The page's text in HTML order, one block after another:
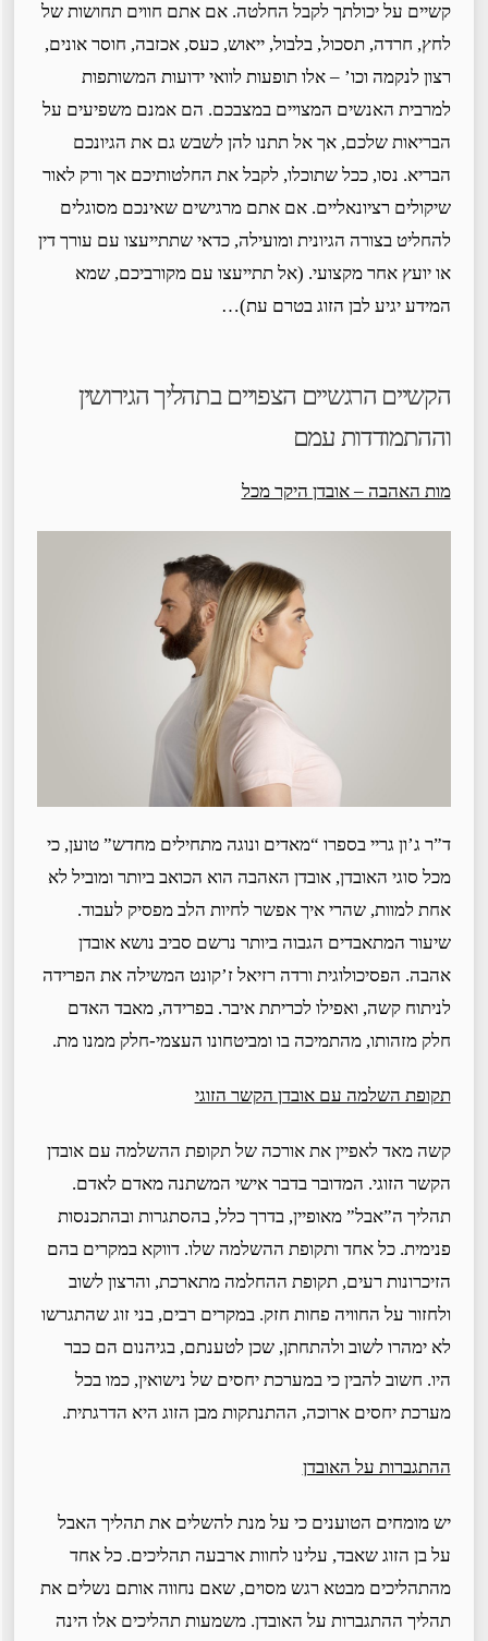
קשיים על יכולתך לקבל החלטה. אם אתם חווים תחושות של
לחץ, חרדה, תסכול, בלבול, ייאוש, כעס, אכזבה, חוסר אונים,
רצון לנקמה וכו’ – אלו תופעות לוואי ידועות המשותפות
למרבית האנשים המצויים במצבכם. הם אמנם משפיעים על
הבריאות שלכם, אך אל תתנו להן לשבש גם את הגיונכם
הבריא. נסו, ככל שתוכלו, לקבל את החלטותיכם אך ורק לאור
שיקולים רציונאליים. אם אתם מרגישים שאינכם מסוגלים
להחליט בצורה הגיונית ומועילה, כדאי שתתייעצו עם עורך דין
או יועץ אחר מקצועי. (אל תתייעצו עם מקורביכם, שמא
המידע יגיע לבן הזוג בטרם עת)…
הקשיים הרגשיים הצפויים בתהליך הגירושין
וההתמודדות עמם
מות האהבה – אובדן היקר מכל
ד”ר ג’ון גריי בספרו “מאדים ונוגה מתחילים מחדש” טוען, כי
מכל סוגי האובדן, אובדן האהבה הוא הכואב ביותר ומוביל לא
אחת למוות, שהרי איך אפשר לחיות הלב מפסיק לעבוד.
שיעור המתאבדים הגבוה ביותר נרשם סביב נושא אובדן
אהבה. הפסיכולוגית ורדה רזיאל ז’קונט המשילה את הפרידה
לניתוח קשה, ואפילו לכריתת איבר. בפרידה, מאבד האדם
חלק מזהותו, מהתמיכה בו ומביטחונו העצמי-חלק ממנו מת.
תקופת השלמה עם אובדן הקשר הזוגי
קשה מאד לאפיין את אורכה של תקופת ההשלמה עם אובדן
הקשר הזוגי. המדובר בדבר אישי המשתנה מאדם לאדם.
תהליך ה”אבל” מאופיין, בדרך כלל, בהסתגרות ובהתכנסות
פנימית. כל אחד ותקופת ההשלמה שלו. דווקא במקרים בהם
הזיכרונות רעים, תקופת ההחלמה מתארכת, והרצון לשוב
ולחזור על החוויה פחות חזק. במקרים רבים, בני זוג שהתגרשו
לא ימהרו לשוב ולהתחתן, שכן לטענתם, בגיהנום הם כבר
היו. חשוב להבין כי במערכת יחסים של נישואין, כמו בכל
מערכת יחסים ארוכה, ההתנתקות מבן הזוג היא הדרגתית.
ההתגברות על האובדן
יש מומחים הטוענים כי על מנת להשלים את תהליך האבל
על בן הזוג שאבד, עלינו לחוות ארבעה תהליכים. כל אחד
מהתהליכים מבטא רגש מסוים, שאם נחווה אותם נשלים את
תהליך ההתגברות על האובדן. משמעות תהליכים אלו הינה